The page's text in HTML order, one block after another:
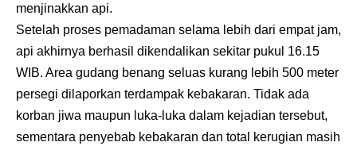
menjinakkan api.
Setelah proses pemadaman selama lebih dari empat jam,
api akhirnya berhasil dikendalikan sekitar pukul 16.15
WIB. Area gudang benang seluas kurang lebih 500 meter
persegi dilaporkan terdampak kebakaran. Tidak ada
korban jiwa maupun luka-luka dalam kejadian tersebut,
sementara penyebab kebakaran dan total kerugian masih